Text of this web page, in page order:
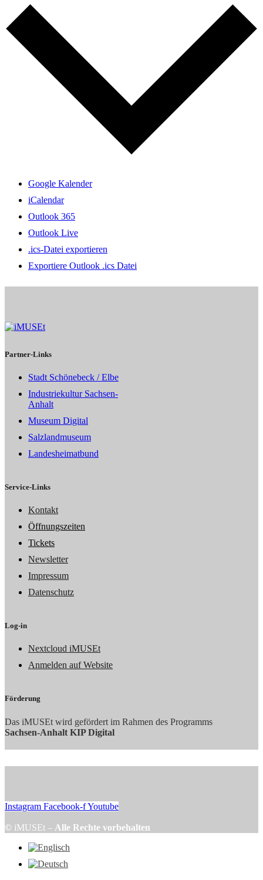
Google Kalender
iCalendar
Outlook 365
Outlook Live
.ics-Datei exportieren
Exportiere Outlook .ics Datei
Partner-Links
Stadt Schönebeck / Elbe
Industriekultur Sachsen-
Anhalt
Museum Digital
Salzlandmuseum
Landesheimatbund
Service-Links
Kontakt
Öffnungszeiten
Tickets
Newsletter
Impressum
Datenschutz
Log-in
Nextcloud iMUSEt
Anmelden auf Website
Förderung
Das iMUSEt wird gefördert im Rahmen des Programms
Sachsen-Anhalt KIP Digital
Instagram Facebook-fYoutube
© iMUSEt – Alle Rechte vorbehalten